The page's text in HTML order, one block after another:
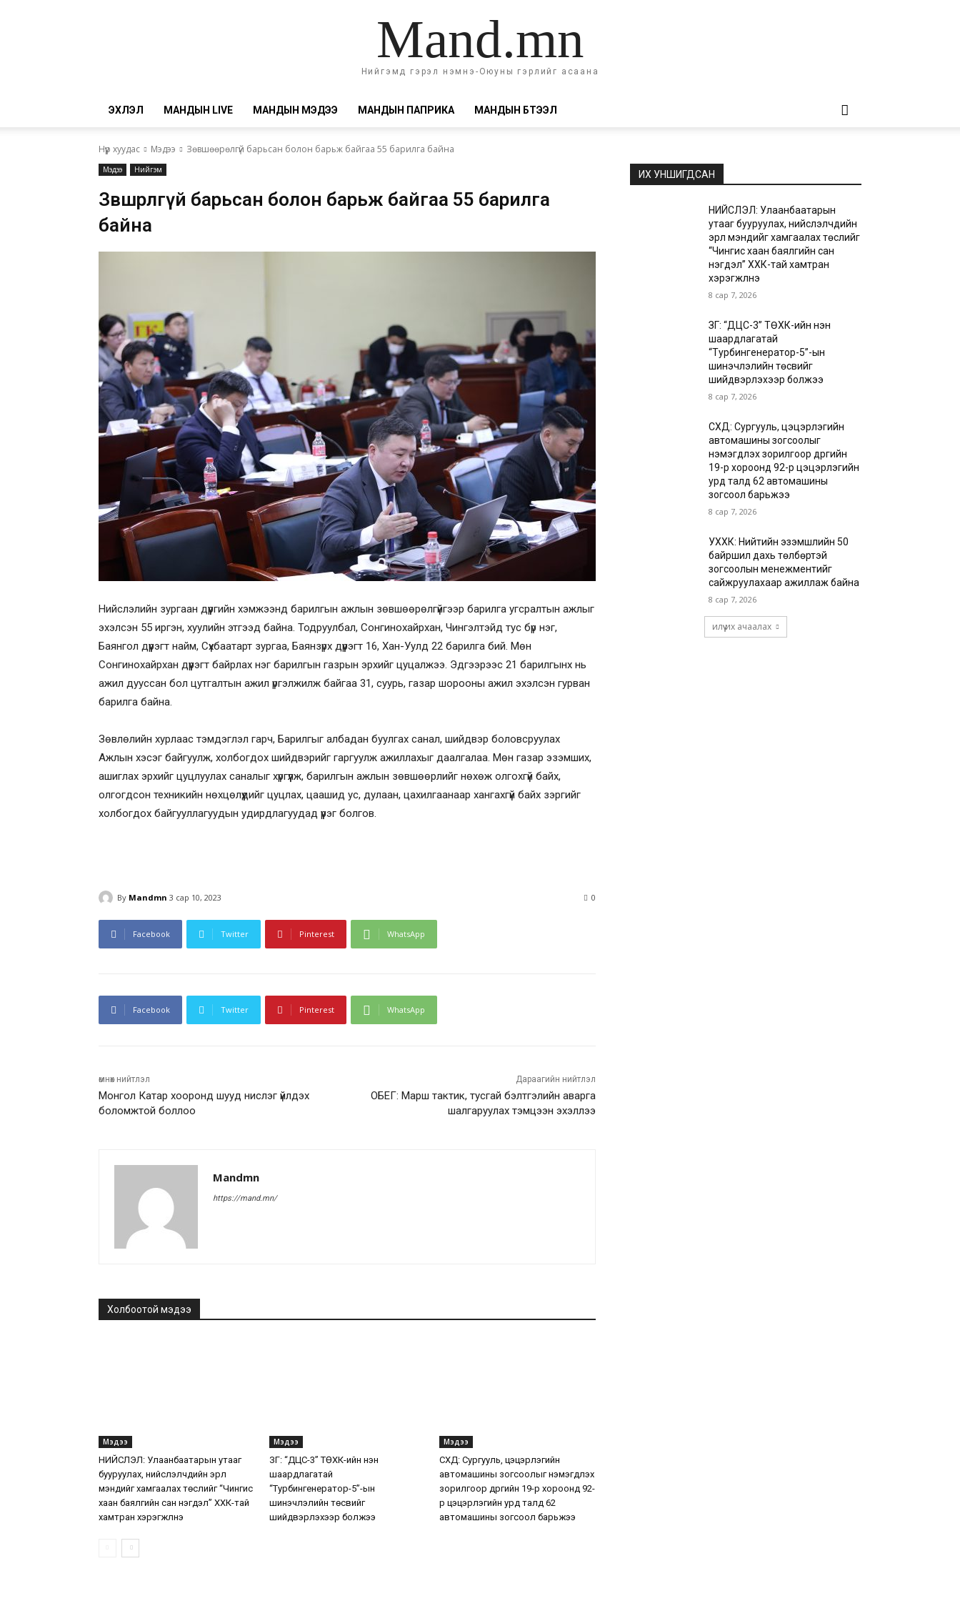
Mand.mn
Нийгэмд гэрэл нэмнэ-Оюуны гэрлийг асаана
ЭХЛЭЛ МАНДЫН LIVE МАНДЫН МЭДЭЭ МАНДЫН ПАПРИКА МАНДЫН БҮТЭЭЛ
Нүүр хуудас Мэдээ Зөвшөөрөлгүй барьсан болон барьж байгаа 55 барилга байна
Мэдээ Нийгэм
Зөвшөөрөлгүй барьсан болон барьж байгаа 55 барилга
байна
Нийслэлийн зургаан дүүргийн хэмжээнд барилгын ажлын зөвшөөрөлгүйгээр барилга угсралтын ажлыг
эхэлсэн 55 иргэн, хуулийн этгээд байна. Тодруулбал, Сонгинохайрхан, Чингэлтэйд тус бүр нэг,
Баянгол дүүрэгт найм, Сүхбаатарт зургаа, Баянзүрх дүүрэгт 16, Хан-Уулд 22 барилга бий. Мөн
Сонгинохайрхан дүүрэгт байрлах нэг барилгын газрын эрхийг цуцалжээ. Эдгээрээс 21 барилгынх нь
ажил дууссан бол цутгалтын ажил үргэлжилж байгаа 31, суурь, газар шорооны ажил эхэлсэн гурван
барилга байна.
Зөвлөлийн хурлаас тэмдэглэл гарч, Барилгыг албадан буулгах санал, шийдвэр боловсруулах
Ажлын хэсэг байгуулж, холбогдох шийдвэрийг гаргуулж ажиллахыг даалгалаа. Мөн газар эзэмших,
ашиглах эрхийг цуцлуулах саналыг хүргүүлж, барилгын ажлын зөвшөөрлийг нөхөж олгохгүй байх,
олгогдсон техникийн нөхцөлүүдийг цуцлах, цаашид ус, дулаан, цахилгаанаар хангахгүй байх зэргийг
холбогдох байгууллагуудын удирдлагуудад үүрэг болгов.
By Mandmn 3 сар 10, 2023 0
Facebook Twitter Pinterest WhatsApp
Facebook Twitter Pinterest WhatsApp
өмнөх нийтлэл
Монгол Катар хооронд шууд нислэг үйлдэх
боломжтой боллоо
Дараагийн нийтлэл
ОБЕГ: Марш тактик, тусгай бэлтгэлийн аварга
шалгаруулах тэмцээн эхэллээ
Mandmn
https://mand.mn/
Холбоотой мэдээ
Мэдээ
НИЙСЛЭЛ: Улаанбаатарын утааг
бууруулах, нийслэлчүүдийн эрүүл
мэндийг хамгаалах төслийг “Чингис
хаан баялгийн сан нэгдэл” ХХК-тай
хамтран хэрэгжүүлнэ
Мэдээ
ЗГ: “ДЦС-3” ТӨХК-ийн нэн
шаардлагатай
“Турбингенератор-5”-ын
шинэчлэлийн төсвийг
шийдвэрлэхээр болжээ
Мэдээ
СХД: Сургууль, цэцэрлэгийн
автомашины зогсоолыг нэмэгдүүлэх
зорилгоор дүүргийн 19-р хороонд 92-
р цэцэрлэгийн урд талд 62
автомашины зогсоол барьжээ
ИХ УНШИГДСАН
НИЙСЛЭЛ: Улаанбаатарын
утааг бууруулах, нийслэлчүүдийн
эрүүл мэндийг хамгаалах төслийг
“Чингис хаан баялгийн сан
нэгдэл” ХХК-тай хамтран
хэрэгжүүлнэ
8 сар 7, 2026
ЗГ: “ДЦС-3” ТӨХК-ийн нэн
шаардлагатай
“Турбингенератор-5”-ын
шинэчлэлийн төсвийг
шийдвэрлэхээр болжээ
8 сар 7, 2026
СХД: Сургууль, цэцэрлэгийн
автомашины зогсоолыг
нэмэгдүүлэх зорилгоор дүүргийн
19-р хороонд 92-р цэцэрлэгийн
урд талд 62 автомашины
зогсоол барьжээ
8 сар 7, 2026
УХХК: Нийтийн эзэмшлийн 50
байршил дахь төлбөртэй
зогсоолын менежментийг
сайжруулахаар ажиллаж байна
8 сар 7, 2026
илүү их ачаалах